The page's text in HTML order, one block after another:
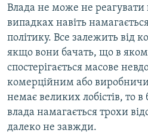
Влада не може не реагувати
випадках навіть
політику. Все залежить від
якщо вони бачать, що в
спостерігається масове
комерційним або
немає великих лобістів, то
влада намагається трохи
далеко не завжди.